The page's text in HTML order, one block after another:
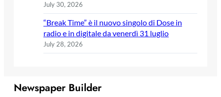
July 30, 2026
“Break Time” è il nuovo singolo di Dose in
radio e in digitale da venerdì 31 luglio
July 28, 2026
Newspaper Builder